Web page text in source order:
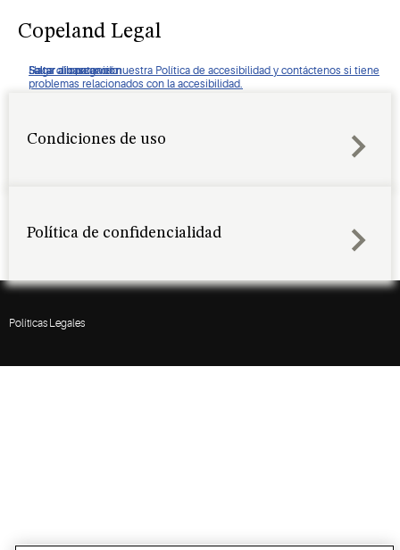
Haga clic para ver nuestra Política de accesibilidad y contáctenos si tiene
problemas relacionados con la accesibilidad.
Saltar a navegación
Saltar al contenido
Saltar a buscar
Copeland Legal
Condiciones de uso
Política de confidencialidad
Políticas Legales